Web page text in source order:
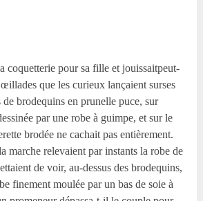
coquetterie pour sa fille et jouissaitpeut-
que les curieux lançaient surses
de brodequins en prunelle puce, sur
par une robe à guimpe, et sur le
brodée ne cachait pas entièrement.
marche relevaient par instants la robe de
de voir, au-dessus des brodequins,
finement moulée par un bas de soie à